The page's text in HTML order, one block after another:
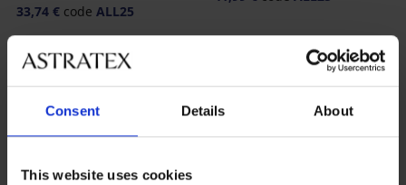
Consent Details About
This website uses cookies
33,74 € code ALL25